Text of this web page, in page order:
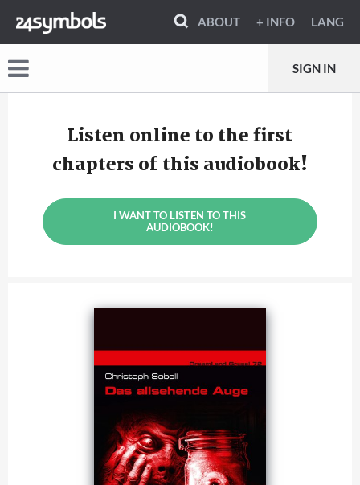
ABOUT + INFO LANG
SIGN IN
Listen online to the first
chapters of this audiobook!
I WANT TO LISTEN TO THIS
AUDIOBOOK!